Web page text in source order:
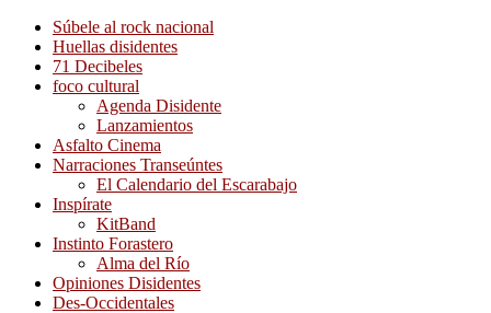
Súbele al rock nacional
Huellas disidentes
71 Decibeles
foco cultural
Agenda Disidente
Lanzamientos
Asfalto Cinema
Narraciones Transeúntes
El Calendario del Escarabajo
Inspírate
KitBand
Instinto Forastero
Alma del Río
Opiniones Disidentes
Des-Occidentales